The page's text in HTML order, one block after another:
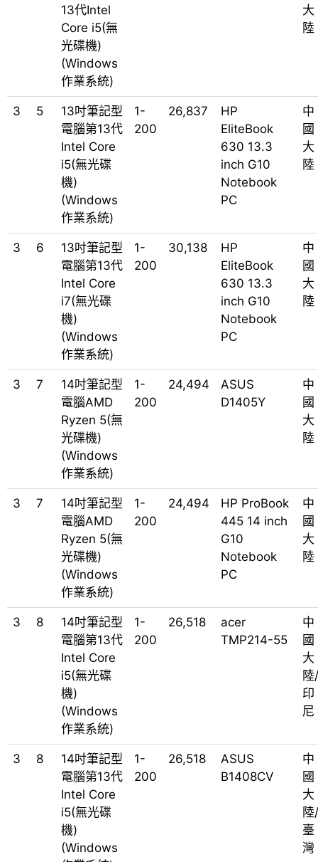
13代Intel
Core i5(無
光碟機)
(Windows
作業系統)
大
陸
3 5
13吋筆記型
電腦第13代
Intel Core
i5(無光碟
機)
(Windows
作業系統)
1-
200
26,837
HP
EliteBook
630 13.3
inch G10
Notebook
PC
中
國
大
陸
3 6
13吋筆記型
電腦第13代
Intel Core
i7(無光碟
機)
(Windows
作業系統)
1-
200
30,138
HP
EliteBook
630 13.3
inch G10
Notebook
PC
中
國
大
陸
3 7
14吋筆記型
電腦AMD
Ryzen 5(無
光碟機)
(Windows
作業系統)
1-
200
24,494
ASUS
D1405Y
中
國
大
陸
3 7
14吋筆記型
電腦AMD
Ryzen 5(無
光碟機)
(Windows
作業系統)
1-
200
24,494
HP ProBook
445 14 inch
G10
Notebook
PC
中
國
大
陸
3 8
14吋筆記型
電腦第13代
Intel Core
i5(無光碟
機)
(Windows
作業系統)
1-
200
26,518
acer
TMP214-55
中
國
大
陸/
印
尼
3 8
14吋筆記型
電腦第13代
Intel Core
i5(無光碟
機)
(Windows
1-
200
26,518
ASUS
B1408CV
中
國
大
陸/
臺
灣